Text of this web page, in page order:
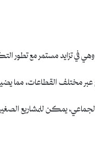
في تزايد مستمر مع تطور
عبر مختلف القطاعات، مما
الجماعي، يمكن للمشاريع